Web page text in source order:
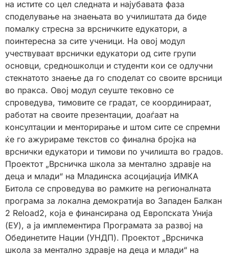
на истите со цел следната и најубавата фаза
споделување на знаењата во училиштата да биде
помалку стресна за врсничките едукатори, а
поинтересна за сите ученици. На овој модул
учествуваат врснички едукатори од сите групи
основци, средношколци и студенти кои се одлучни
стекнатото знаење да го споделат со своите врсници
во пракса. Овој модул сеуште тековно се
спроведува, тимовите се градат, се координираат,
работат на своите презентации, доаѓаат на
консултации и менторирање и штом сите се спремни
ќе го ажурираме текстов со финална бројка на
врснички едукатори и тимови по училишта во градов.
Проектот „Врсничка школа за ментално здравје на
деца и млади“ на Младинска асоцијација ИМКА
Битола се спроведува во рамките на регионалната
програма за локална демократија во Западен Балкан
2 Reload2, која е финансирана од Европската Унија
(ЕУ), а ја имплементира Програмата за развој на
Обединетите Нации (УНДП). Проектот „Врсничка
школа за ментално здравје на деца и млади“ на